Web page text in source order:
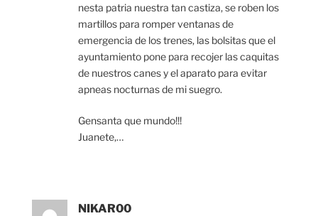
nesta patria nuestra tan castiza, se roben los
martillos para romper ventanas de
emergencia de los trenes, las bolsitas que el
ayuntamiento pone para recojer las caquitas
de nuestros canes y el aparato para evitar
apneas nocturnas de mi suegro.
Gensanta que mundo!!!
Juanete,…
NIKAR00